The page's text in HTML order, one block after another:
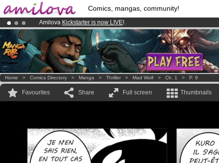
Comics, mangas, community!
Amilova Kickstarter is now LIVE!.
Already 100000membersand 1000comics & mangas!.
Premium membership from3.95 euros per month !Get membership
Home > Comics Directory > Manga > Thriller > Mad Wolf > Ch. 1 > P. 9
Favourites Share Full screen Thumbnails